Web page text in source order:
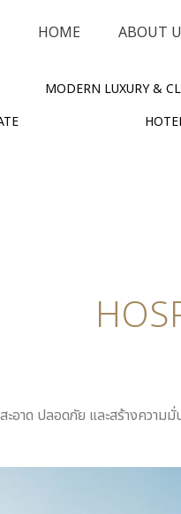
HOME ABOUT
MODERN LUXURY &
อาด ปลอดภัย และสร้างควา